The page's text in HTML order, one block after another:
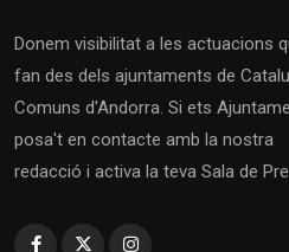
Donem visibilitat a les actuacions
fan des dels ajuntaments de
Comuns d'Andorra. Si ets
posa't en contacte amb la nostra
redacció i activa la teva Sala de